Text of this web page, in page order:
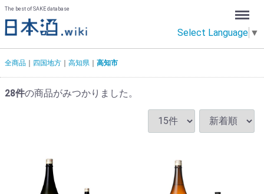
The best of SAKE database
Select Language ▼
Menu
全商品 四国地方 高知県 高知市
28件の商品がみつかりました。